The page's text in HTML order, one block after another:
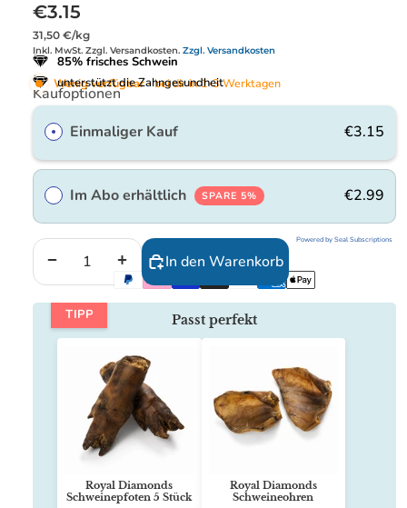
€3.15
Grundpreis
31,50 €/kg
Inkl. MwSt. Zzgl. Versandkosten. Zzgl. Versandkosten
85% frisches Schwein
unterstützt die Zahngesundheit
Wenig verfügbar- bei dir in 1-3 Werktagen
Kaufoptionen
Einmaliger Kauf
€3.15
Im Abo erhältlich SPARE 5% €2.99
Powered by Seal Subscriptions
Menge verringernMenge erhöhenIn den Warenkorb
TIPP Passt perfekt
Royal Diamonds
Schweinepfoten 5 Stück
Royal Diamonds
Schweineohren